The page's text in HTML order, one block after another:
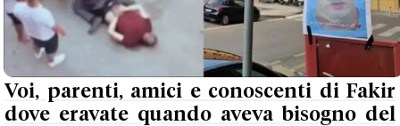
Voi, parenti, amici e conoscenti di Fakir
dove eravate quando aveva bisogno del